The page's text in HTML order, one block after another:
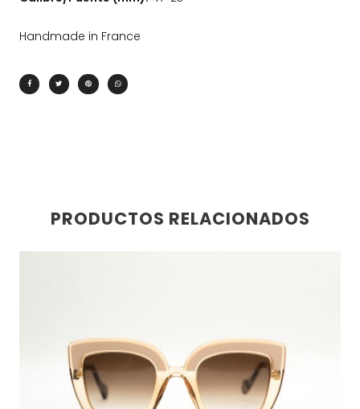
Handmade in France
PRODUCTOS RELACIONADOS